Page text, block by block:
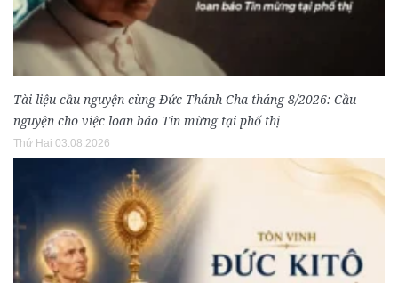
Tài liệu cầu nguyện cùng Đức Thánh Cha tháng 8/2026: Cầu
nguyện cho việc loan báo Tin mừng tại phố thị
Thứ Hai 03.08.2026